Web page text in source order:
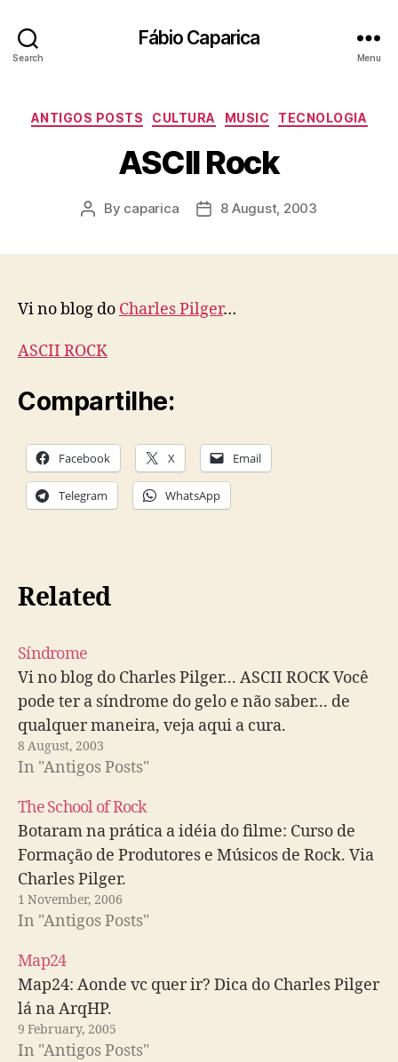
Search
Fábio Caparica
Menu
Categories
ANTIGOS POSTS CULTURA MUSIC TECNOLOGIA
ASCII Rock
Post
By caparica
Post8 August, 2003
Vi no blog do Charles Pilger…
ASCII ROCK
Compartilhe:
Facebook X Email
Telegram WhatsApp
Related
Síndrome
Vi no blog do Charles Pilger... ASCII ROCK Você
pode ter a síndrome do gelo e não saber... de
qualquer maneira, veja aqui a cura.
8 August, 2003
In "Antigos Posts"
The School of Rock
Botaram na prática a idéia do filme: Curso de
Formação de Produtores e Músicos de Rock. Via
Charles Pilger.
1 November, 2006
In "Antigos Posts"
Map24
Map24: Aonde vc quer ir? Dica do Charles Pilger
lá na ArqHP.
9 February, 2005
In "Antigos Posts"